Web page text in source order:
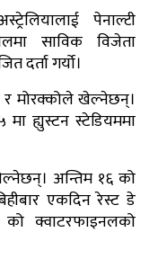
पेनाल्टी
साविक विजेता
दर्ता गर्यो।
र मोरक्कोले खेल्नेछन्।
ह्युस्टन स्टेडियममा
अन्तिम १६ को
एकदिन रेस्ट डे
क्वाटरफाइनलको